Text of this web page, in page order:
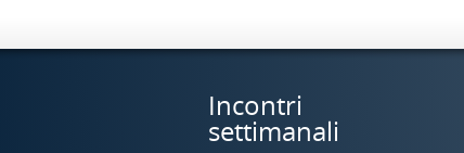
Incontri
settimanali